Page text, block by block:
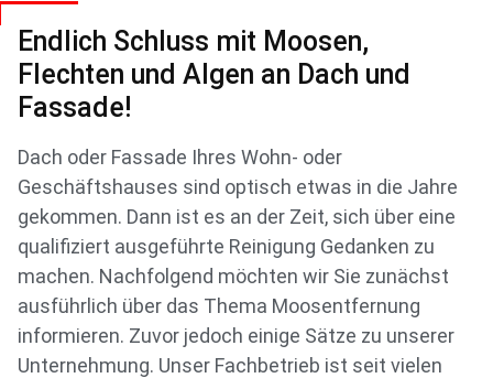
Endlich Schluss mit Moosen,
Flechten und Algen an Dach und
Fassade!
Dach oder Fassade Ihres Wohn- oder
Geschäftshauses sind optisch etwas in die Jahre
gekommen. Dann ist es an der Zeit, sich über eine
qualifiziert ausgeführte Reinigung Gedanken zu
machen. Nachfolgend möchten wir Sie zunächst
ausführlich über das Thema Moosentfernung
informieren. Zuvor jedoch einige Sätze zu unserer
Unternehmung. Unser Fachbetrieb ist seit vielen